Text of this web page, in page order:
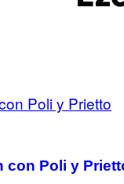
con Poli y